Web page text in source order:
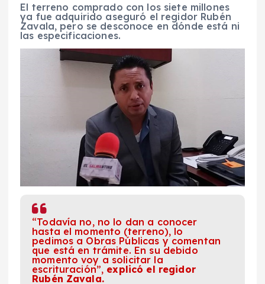
El terreno comprado con los siete millones
ya fue adquirido aseguró el regidor Rubén
Zavala, pero se desconoce en dónde está ni
las especificaciones.
“Todavía no, no lo dan a conocer
hasta el momento (terreno), lo
pedimos a Obras Públicas y comentan
que está en trámite. En su debido
momento voy a solicitar la
escrituración”, explicó el regidor
Rubén Zavala.